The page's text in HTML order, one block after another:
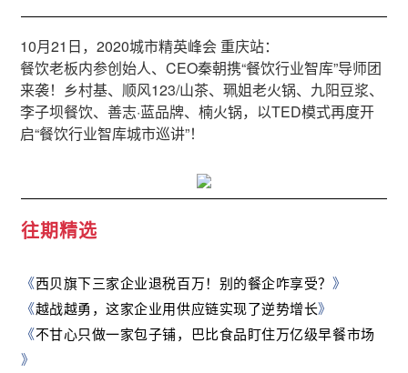
10月21日，2020城市精英峰会 重庆站：
餐饮老板内参创始人、CEO秦朝携“餐饮行业智库”导师团
来袭！乡村基、顺风123/山茶、珮姐老火锅、九阳豆浆、
李子坝餐饮、善志·蓝品牌、楠火锅，以TED模式再度开
启“餐饮行业智库城市巡讲”！
往期精选
《西贝旗下三家企业退税百万！别的餐企咋享受？ 》
《越战越勇，这家企业用供应链实现了逆势增长》
《不甘心只做一家包子铺，巴比食品盯住万亿级早餐市场
》